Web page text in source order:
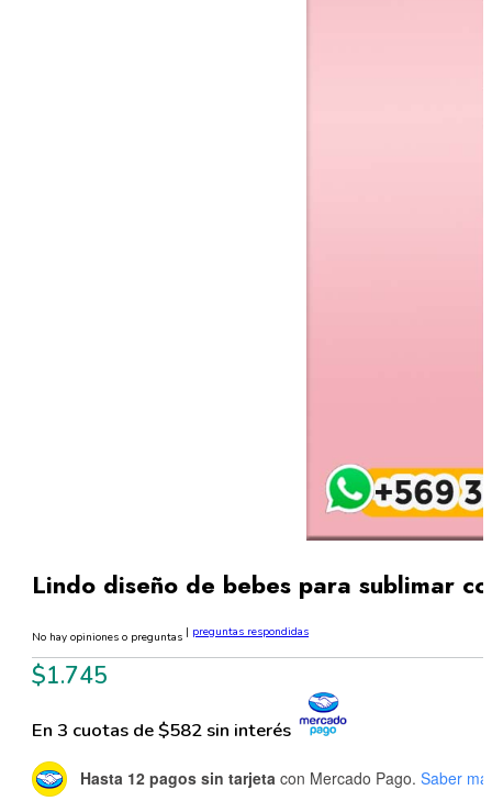
Lindo diseño de bebes para sublimar
No hay opiniones o preguntas | preguntas respondidas
$1.745
En 3 cuotas de $582 sin interés
Hasta 12 pagos sin tarjeta con Mercado Pago. Saber